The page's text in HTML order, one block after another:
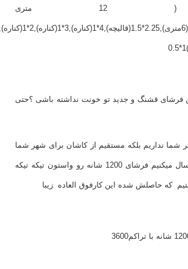
4*3 ( 12 متری
فرشای قشنگ و جدید تو خونت نداشته باشی ؟حتی
شما نداریم بلکه مستقیم از کاشان برای شهر شما
به صورت رایگان ارسال میکنیم فرشای 1200 شانه رو واستون تیکه تیکه
که حاصلش شده این کارفوق العاده زیبا